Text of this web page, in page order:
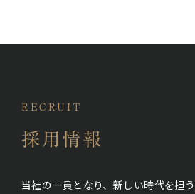
RECRUIT
採用情報
当社の一員となり、新しい時代を担